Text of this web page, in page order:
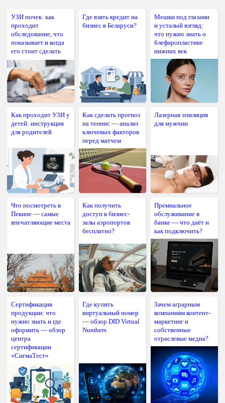
УЗИ почек: как
проходит
обследование, что
показывает и когда
его стоит сделать
Где взять кредит на
бизнес в Беларуси?
Мешки под глазами
и усталый взгляд:
что нужно знать о
блефаропластике
нижних век
Как проходит УЗИ у
детей: инструкция
для родителей
Как сделать прогноз
на теннис — анализ
ключевых факторов
перед матчем
Лазерная эпиляция
для мужчин
Что посмотреть в
Пекине — самые
впечатляющие места
Как получить
доступ в бизнес-
залы аэропортов
бесплатно?
Премиальное
обслуживание в
банке — что даёт и
как подключить?
Сертификация
продукции: что
нужно знать и где
оформить — обзор
центра
сертификации
«СигмаТест»
Где купить
виртуальный номер
— обзор DID Virtual
Numbers
Зачем аграрным
компаниям контент-
маркетинг и
собственные
отраслевые медиа?